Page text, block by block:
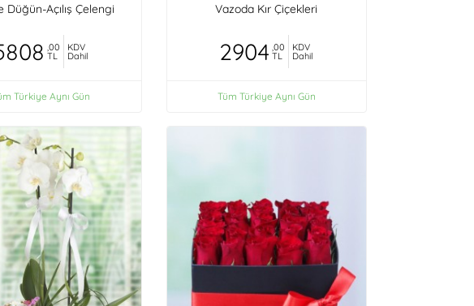
Düğün-Açılış Çelengi
,00
TL
KDV
Dahil
Türkiye Aynı Gün
Vazoda Kır Çiçekleri
2904 ,00
TL
KDV
Dahil
Tüm Türkiye Aynı Gün